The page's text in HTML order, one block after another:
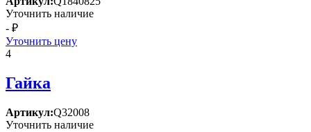
Уточнить наличие
- ₽
Уточнить цену
4
Гайка
Артикул:Q32008
Уточнить наличие